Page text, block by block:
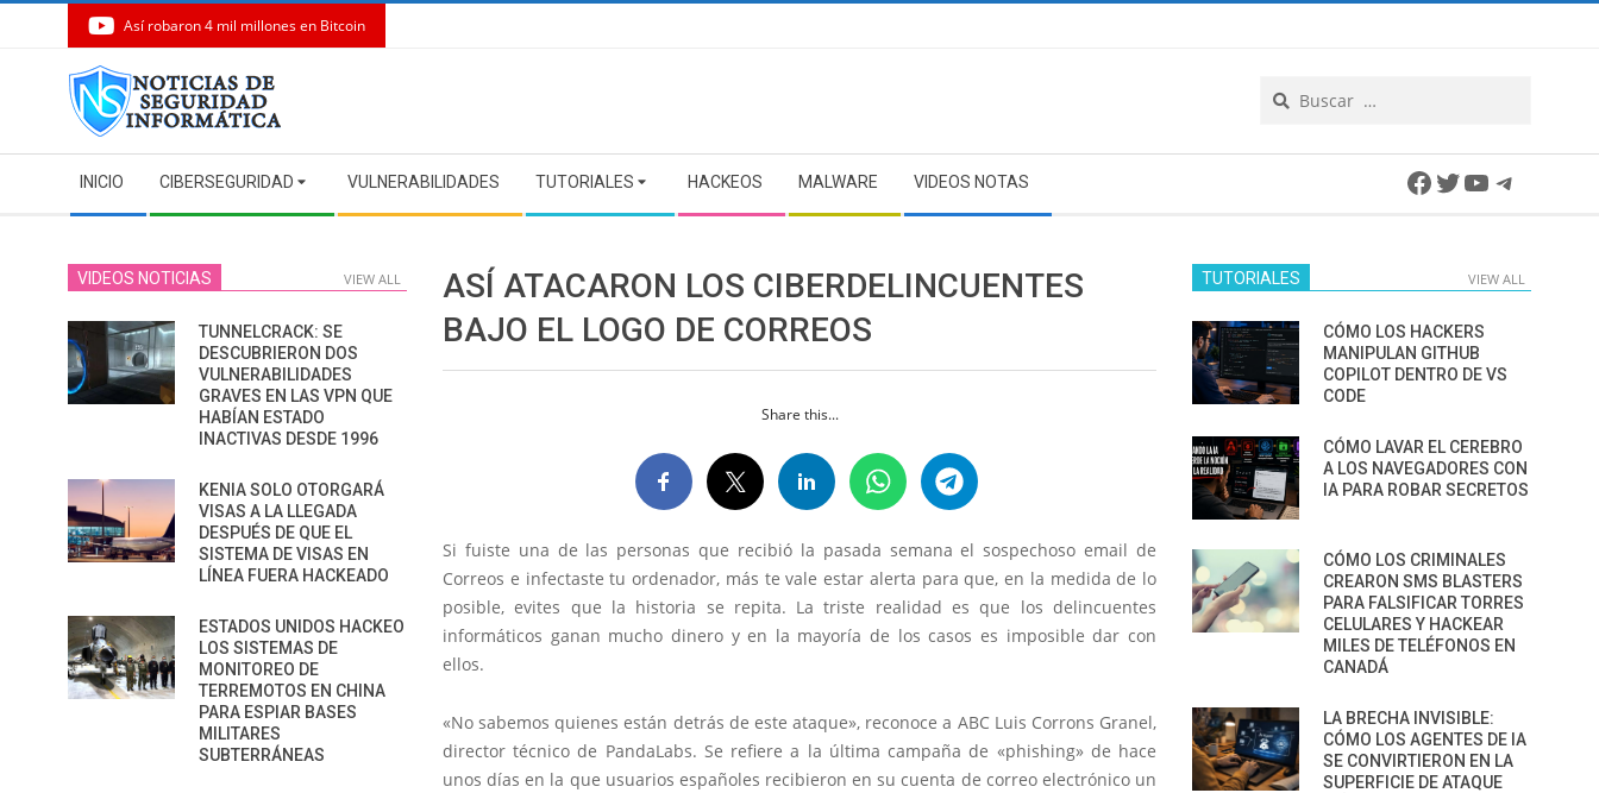
Así robaron 4 mil millones en Bitcoin
Navigation
Menu
INICIO CIBERSEGURIDAD VULNERABILIDADES TUTORIALES HACKEOS MALWARE VIDEOS NOTAS Facebook
Twitter
YouTube
ASÍ ATACARON LOS CIBERDELINCUENTES
BAJO EL LOGO DE CORREOS
Share this...
Si fuiste una de las personas que recibió la pasada semana el sospechoso email de
Correos e infectaste tu ordenador, más te vale estar alerta para que, en la medida de lo
posible, evites que la historia se repita. La triste realidad es que los delincuentes
informáticos ganan mucho dinero y en la mayoría de los casos es imposible dar con
ellos.
«No sabemos quienes están detrás de este ataque», reconoce a ABC Luis Corrons Granel,
director técnico de PandaLabs. Se refiere a la última campaña de «phishing» de hace
unos días en la que usuarios españoles recibieron en su cuenta de correo electrónico un
VIDEOS NOTICIAS VIEW ALL
TUNNELCRACK: SE
DESCUBRIERON DOS
VULNERABILIDADES
GRAVES EN LAS VPN QUE
HABÍAN ESTADO
INACTIVAS DESDE 1996
KENIA SOLO OTORGARÁ
VISAS A LA LLEGADA
DESPUÉS DE QUE EL
SISTEMA DE VISAS EN
LÍNEA FUERA HACKEADO
ESTADOS UNIDOS HACKEO
LOS SISTEMAS DE
MONITOREO DE
TERREMOTOS EN CHINA
PARA ESPIAR BASES
MILITARES
SUBTERRÁNEAS
TUTORIALES VIEW ALL
CÓMO LOS HACKERS
MANIPULAN GITHUB
COPILOT DENTRO DE VS
CODE
CÓMO LAVAR EL CEREBRO
A LOS NAVEGADORES CON
IA PARA ROBAR SECRETOS
CÓMO LOS CRIMINALES
CREARON SMS BLASTERS
PARA FALSIFICAR TORRES
CELULARES Y HACKEAR
MILES DE TELÉFONOS EN
CANADÁ
LA BRECHA INVISIBLE:
CÓMO LOS AGENTES DE IA
SE CONVIRTIERON EN LA
SUPERFICIE DE ATAQUE